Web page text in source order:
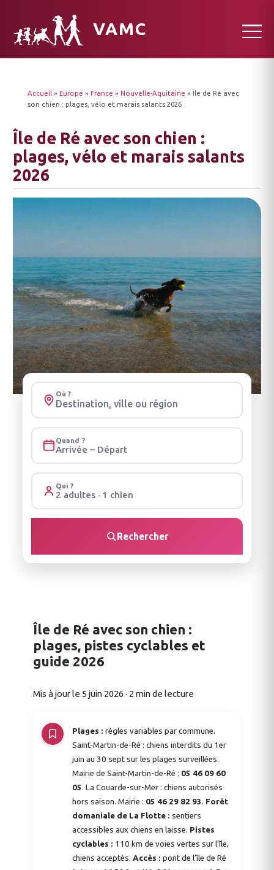
VAMC
Accueil » Europe » France » Nouvelle-Aquitaine » Île de Ré avec
son chien : plages, vélo et marais salants 2026
Île de Ré avec son chien :
plages, vélo et marais salants
2026
Où ?
Quand ?
Arrivée – Départ
Qui ?
2 adultes · 1 chien
Rechercher
Île de Ré avec son chien :
plages, pistes cyclables et
guide 2026
Mis à jour le 5 juin 2026 · 2 min de lecture
Plages : règles variables par commune.
Saint-Martin-de-Ré : chiens interdits du 1er
juin au 30 sept sur les plages surveillées.
Mairie de Saint-Martin-de-Ré : 05 46 09 60
05. La Couarde-sur-Mer : chiens autorisés
hors saison. Mairie : 05 46 29 82 93. Forêt
domaniale de La Flotte : sentiers
accessibles aux chiens en laisse. Pistes
cyclables : 110 km de voies vertes sur l’île,
chiens acceptés. Accès : pont de l’île de Ré